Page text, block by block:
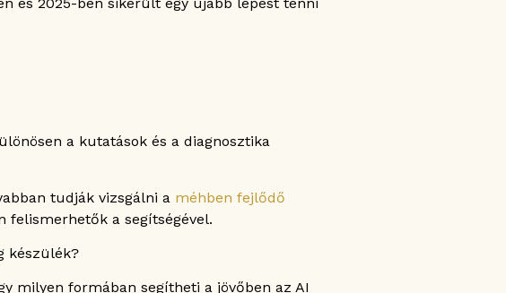
a kutatások és a diagnosztika
tudják vizsgálni a méhben fejlődő
felismerhetők a segítségével.
készülék?
milyen formában segítheti a jövőben az AI